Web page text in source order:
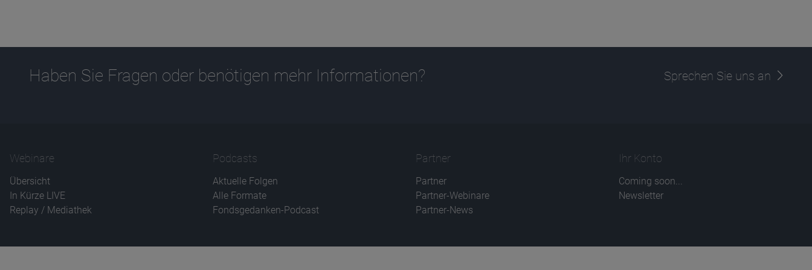
Haben Sie Fragen oder benötigen mehr Informationen? Sprechen Sie uns an
Webinare
Übersicht
In Kürze LIVE
Replay / Mediathek
Podcasts
Aktuelle Folgen
Alle Formate
Fondsgedanken-Podcast
Partner
Partner
Partner-Webinare
Partner-News
Ihr Konto
Coming soon...
Newsletter